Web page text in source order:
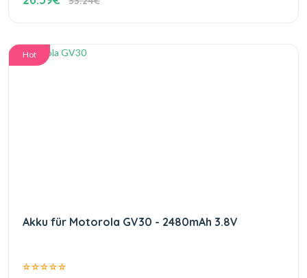
Hot
Akku für Motorola GV30 - 2480mAh 3.8V